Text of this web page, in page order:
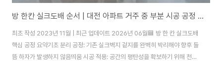
방 한칸 실크도배 순서 | 대전 아파트 거주 중 부분 시공 공정 가이드
최초 작성 2023년 11월 | 최근 업데이트 2026년 06월🟦 방 한 칸 실크도배
핵심 공정 요약기초 분리 공정: 기존 실크벽지 겉지를 완벽히 박리해야 향후 들
뜸 하자가 발생하지 않음띄움 시공 적용: 공간의 평탄성을 확보하기 위해 천장